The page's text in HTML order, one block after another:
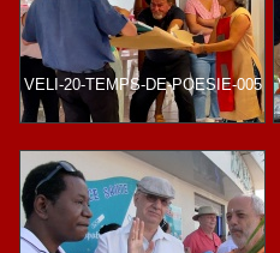
VELI-20-TEMPS-DE-POESIE-005